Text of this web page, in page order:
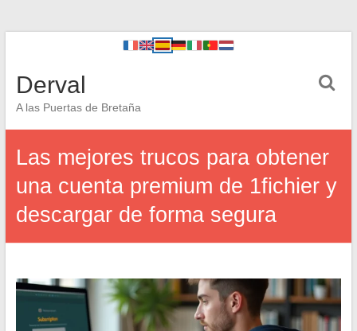
Derval
A las Puertas de Bretaña
Las mejores trucos para obtener
una cuenta premium de 1fichier y
descargar de forma segura